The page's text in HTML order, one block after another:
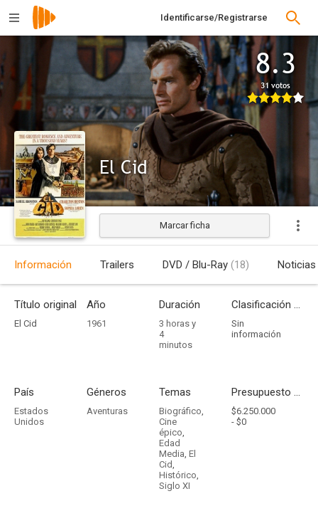
Identificarse/Registrarse
8.3
31 votos
El Cid
Estrenada
Marcar ficha
Información Trailers DVD / Blu-Ray (18) Noticias
Título original
El Cid
Año
1961
Duración
3 horas y
4
minutos
Clasificación por edades
Sin
información
País
Estados
Unidos
Géneros
Aventuras
Temas
Biográfico,
Cine
épico,
Edad
Media, El
Cid,
Histórico,
Siglo XI
Presupuesto - Ingresos
$6.250.000
- $0